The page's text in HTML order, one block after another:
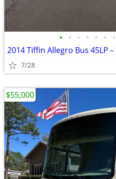
• • • • • • •
7/28
$55,000